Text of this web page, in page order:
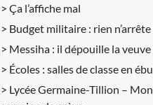
Ça l’affiche mal
Budget militaire : rien
Messiha : il dépouille la veuve
Écoles : salles de classe en
Lycée Germaine-Tillion –